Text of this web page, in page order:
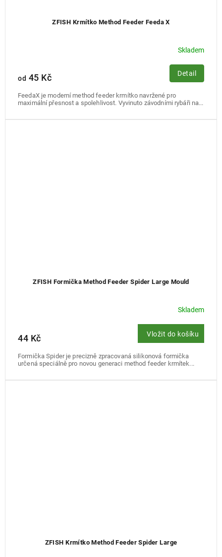
ZFISH Krmítko Method Feeder Feeda X
Skladem
od 45 Kč Detail
FeedaX je moderní method feeder krmítko navržené pro
maximální přesnost a spolehlivost. Vyvinuto závodními rybáři na...
ZFISH Formička Method Feeder Spider Large Mould
Skladem
44 Kč Vložit do košíku
Formička Spider je precizně zpracovaná silikonová formička
určená speciálně pro novou generaci method feeder krmítek...
ZFISH Krmítko Method Feeder Spider Large